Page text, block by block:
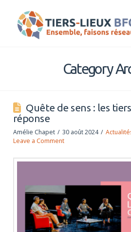
Tiers-
Lieux
Category
Quête de sens : les
réponse
Amélie Chapet 30 août 2024
Leave a Comment